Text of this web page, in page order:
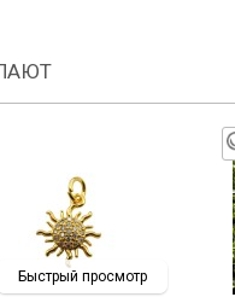
Быстрый просмотр